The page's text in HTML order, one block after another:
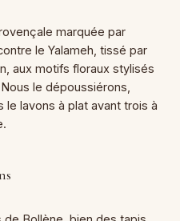
marquée par
le Yalameh, tissé par
aux motifs floraux stylisés
le dépoussiérons,
lavons à plat avant trois à